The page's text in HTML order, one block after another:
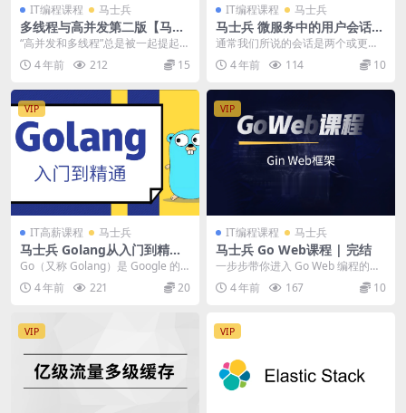
IT编程课程 马士兵
多线程与高并发第二版【马士
兵教育】| 完结
“高并发和多线程”总是被一起提起，
给人感觉两者好像相等，实则 高并
发 ≠ 多线程...
4 年前 212 15
IT编程课程 马士兵
马士兵 微服务中的用户会话管
理 | 完结
通常我们所说的会话是两个或更多
个通信设备之间或计算机和用户之
间的半永久性交互式信...
4 年前 114 10
VIP
IT高薪课程 马士兵
马士兵 Golang从入门到精通
| 完结
Go（又称 Golang）是 Google 的 R
obert Griesemer...
4 年前 221 20
VIP
IT编程课程 马士兵
马士兵 Go Web课程 | 完结
一步步带你进入 Go Web 编程的世
界，让我们开始探索吧！ 〖资源目
录〗: ├...
4 年前 167 10
VIP VIP